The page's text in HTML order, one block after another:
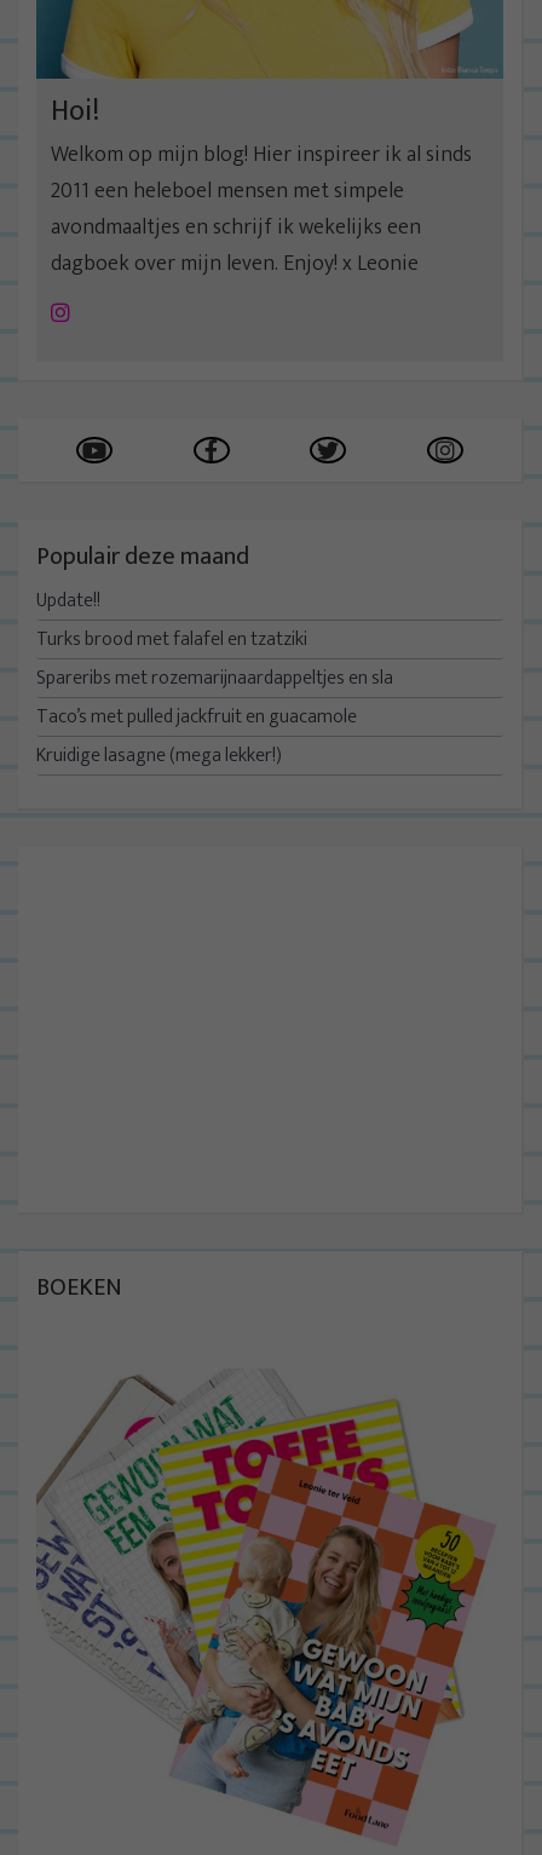
e
Hoi!
Welkom op mijn blog! Hier inspireer ik al sinds
2011 een heleboel mensen met simpele
avondmaaltjes en schrijf ik wekelijks een
dagboek over mijn leven. Enjoy! x Leonie
Instagram
Populair deze maand
Update!!
Turks brood met falafel en tzatziki
Spareribs met rozemarijnaardappeltjes en sla
Taco’s met pulled jackfruit en guacamole
Kruidige lasagne (mega lekker!)
BOEKEN